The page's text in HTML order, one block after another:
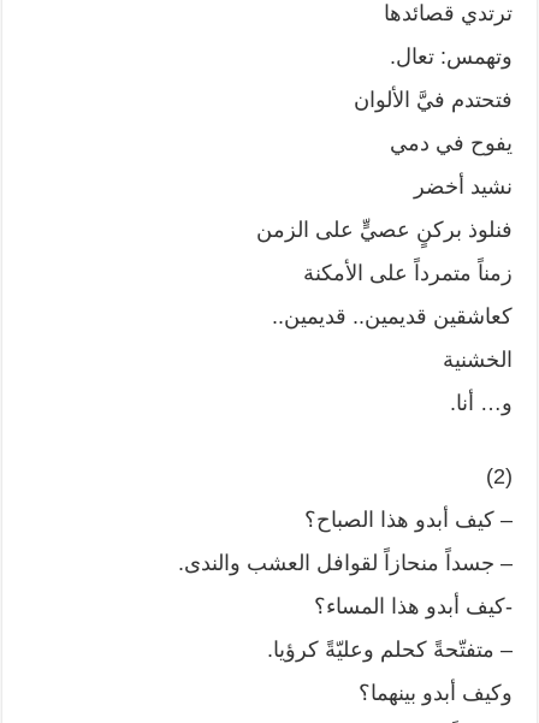
ترتدي قصائدها
وتهمس: تعال.
فتحتدم فيَّ الألوان
يفوح في دمي
نشيد أخضر
فنلوذ بركنٍ عصيٍّ على الزمن
زمناً متمرداً على الأمكنة
كعاشقين قديمين.. قديمين..
الخشنية
و… أنا.
(2)
– كيف أبدو هذا الصباح؟
– جسداً منحازاً لقوافل العشب والندى.
-كيف أبدو هذا المساء؟
– متفتّحةً كحلم وعليّةً كرؤيا.
وكيف أبدو بينهما؟